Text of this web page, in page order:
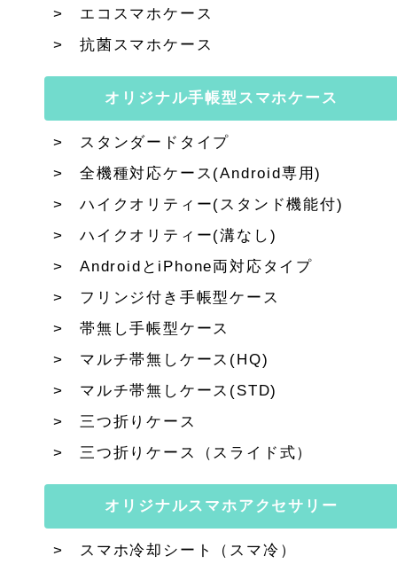
エコスマホケース
抗菌スマホケース
オリジナル手帳型スマホケース
スタンダードタイプ
全機種対応ケース(Android専用)
ハイクオリティー(スタンド機能付)
ハイクオリティー(溝なし)
AndroidとiPhone両対応タイプ
フリンジ付き手帳型ケース
帯無し手帳型ケース
マルチ帯無しケース(HQ)
マルチ帯無しケース(STD)
三つ折りケース
三つ折りケース（スライド式）
オリジナルスマホアクセサリー
スマホ冷却シート（スマ冷）